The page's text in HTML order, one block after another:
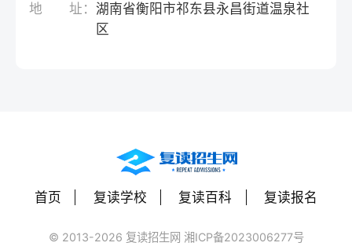
地 址：湖南省衡阳市祁东县永昌街道温泉社
区
首页 复读学校 复读百科 复读报名
© 2013-2026 复读招生网 湘ICP备2023006277号